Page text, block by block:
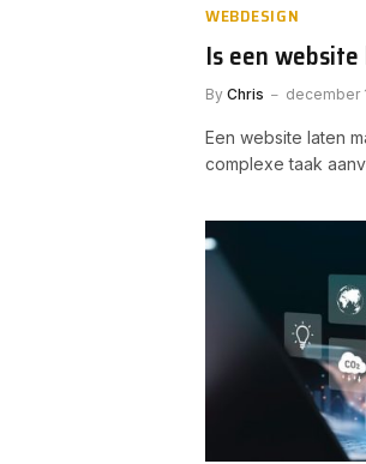
WEBDESIGN
Is een
By Chris december
Een website laten
complexe taak